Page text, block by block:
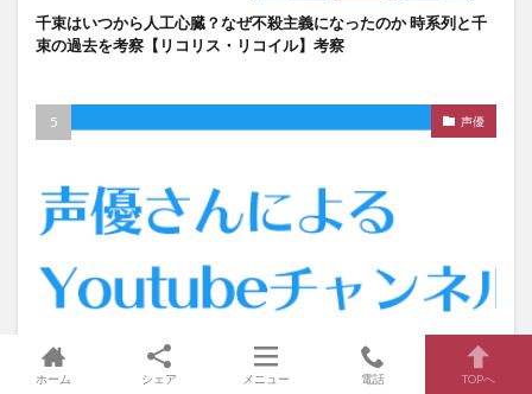
千束はいつから人工心臓？なぜ不殺主義になったのか 時系列と千
束の過去を考察【リコリス・リコイル】考察
声優
声優によるYoutubeチャンネル一覧【まとめ】
ホーム シェア メニュー 電話 TOPへ